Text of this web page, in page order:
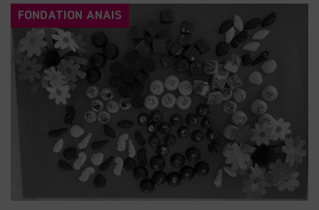
FONDATION ANAIS